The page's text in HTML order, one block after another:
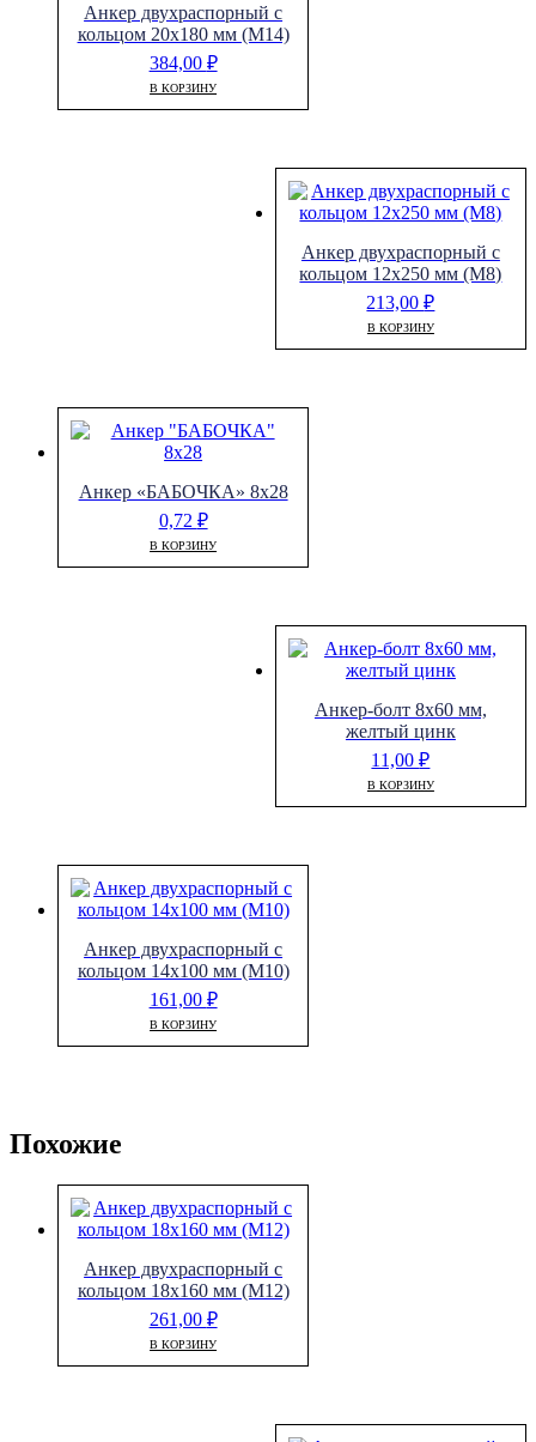
Анкер двухраспорный с
кольцом 20х180 мм (М14)
384,00 ₽
В КОРЗИНУ
Анкер двухраспорный с
кольцом 12х250 мм (М8)
213,00₽
В КОРЗИНУ
Анкер «БАБОЧКА» 8х28
0,72 ₽
В КОРЗИНУ
Анкер-болт 8х60 мм,
желтый цинк
11,00₽
В КОРЗИНУ
Анкер двухраспорный с
кольцом 14х100 мм (М10)
161,00 ₽
В КОРЗИНУ
Похожие
Анкер двухраспорный с
кольцом 18х160 мм (М12)
261,00 ₽
В КОРЗИНУ